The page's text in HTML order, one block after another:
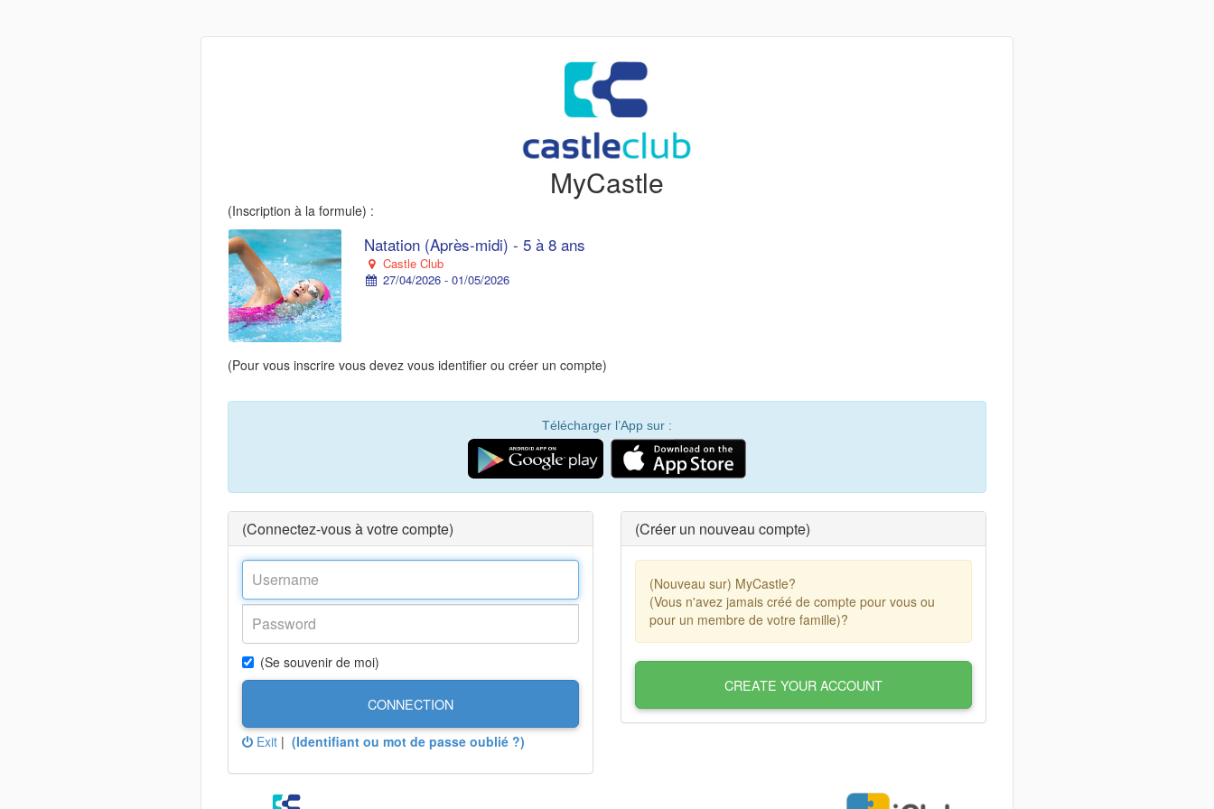
MyCastle
(Inscription à la formule) :
Natation (Après-midi) - 5 à 8 ans
Castle Club
27/04/2026 - 01/05/2026
(Pour vous inscrire vous devez vous identifier ou créer un compte)
Télécharger l’App sur :
(Connectez-vous à votre compte)
(Se souvenir de moi)
CONNECTION
Exit | (Identifiant ou mot de passe oublié ?)
(Créer un nouveau compte)
(Nouveau sur) MyCastle?
(Vous n'avez jamais créé de compte pour vous ou
pour un membre de votre famille)?
CREATE YOUR ACCOUNT